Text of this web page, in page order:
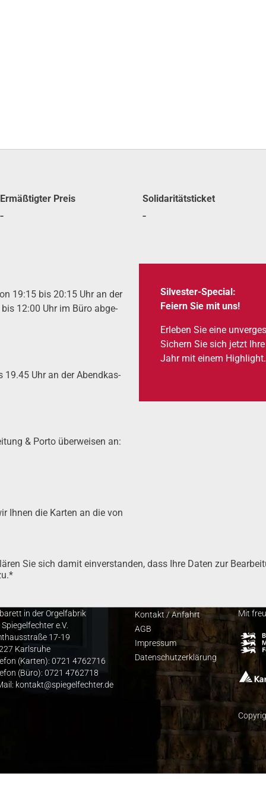
Ermäß­tig­ter Preis
-
Soli­da­ri­täts­ti­cket
-
19:15 bis 20:15 Uhr an der
12:00 Uhr im Büro abge­
19.45 Uhr an der Abend­kas­
& Por­to über­wei­sen an:
Ihnen die Karten an die von
Sil­ves­ter-Spe­cial:
Fei­ern Sie mit uns!
Erle­ben Sie eine
Sichern Sie sich jetzt
Jahr mit einem High­light.
Sie sich damit ein­ver­stan­den, dass Ihre Daten zur
in der Orgelfabrik
Spiegelfechter e.V.
17-19
Karlsruhe
(Karten): 0721 4762716
(Büro): 0721 4762718
kontakt@spiegelfechter.de
Kon­takt / Anfahrt
AGB
Impres­sum
Daten­schutz­er­klä­rung
Mit